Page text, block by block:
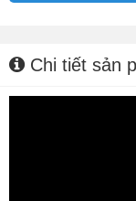
Chi tiết sản